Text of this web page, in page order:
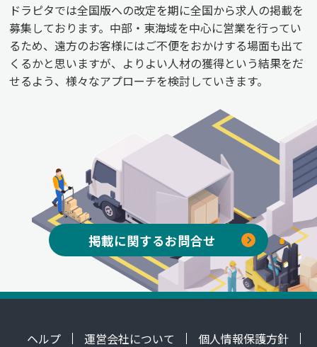
ドラピタでは全国版への改定を期に全国から求人の掲載を
募集しております。中部・東海域を中心に営業を行ってい
るため、遠方のお客様にはご不便をおかけする場面も出て
くるかと思いますが、よりよい人材の獲得という結果をだ
せるよう、様々なアプローチを検討していきます。
掲載に関するお問合せ
ヘルプ 運営会社について 個人情報保護方針